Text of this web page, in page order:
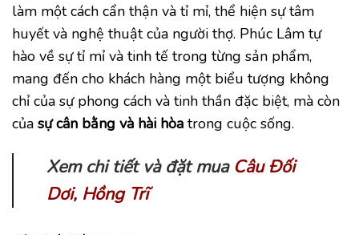
làm một cách cẩn thận và tỉ mỉ, thể hiện sự tâm
huyết và nghệ thuật của người thợ. Phúc Lâm tự
hào về sự tỉ mỉ và tinh tế trong từng sản phẩm,
mang đến cho khách hàng một biểu tượng không
chỉ của sự phong cách và tinh thần đặc biệt, mà còn
của sự cân bằng và hài hòa trong cuộc sống.
Xem chi tiết và đặt mua Câu Đối
Dơi, Hồng Trĩ